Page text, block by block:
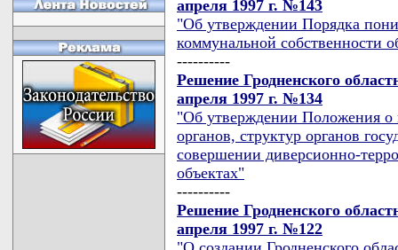
апреля 1997 г. №143
"Об утверждении Порядка
коммунальной собственности
----------
Решение Гродненского
апреля 1997 г. №134
"Об утверждении Положения о
органов, структур органов
совершении диверсионно-
объектах"
----------
Решение Гродненского
апреля 1997 г. №122